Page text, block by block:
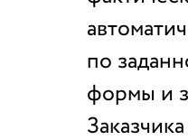
по
формы и